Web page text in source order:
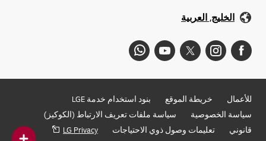
الخليج, العربية
للأعمال خريطة الموقع
بنود استخدام خدمة LGE
سياسة الخصوصية
سياسة ملفات تعريف الارتباط (الكوكيز)
قانوني
تعليمات وصول ذوي الاحتياجات LG Privacy